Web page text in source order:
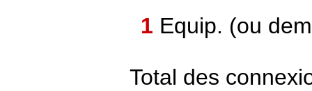
1 Equip. (ou
Total des